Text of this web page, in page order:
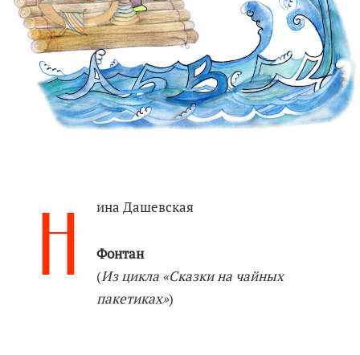
Н ина Дашевская
Фонтан
(Из цикла «Сказки на чайных
пакетиках»)